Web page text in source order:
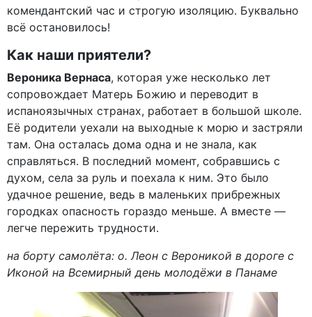
комендантский час и строгую изоляцию. Буквально
всё остановилось!
Как наши приятели?
Вероника Вернаса, которая уже несколько лет
сопровождает Матерь Божию и переводит в
испаноязычных странах, работает в большой школе.
Её родители уехали на выходные к морю и застряли
там. Она осталась дома одна и не знала, как
справляться. В последний момент, собравшись с
духом, села за руль и поехала к ним. Это было
удачное решение, ведь в маленьких прибрежных
городках опасность гораздо меньше. А вместе —
легче пережить трудности.
на борту самолёта: о. Леон с Вероникой в дороге с
Иконой на Всемирный день молодёжи в Панаме